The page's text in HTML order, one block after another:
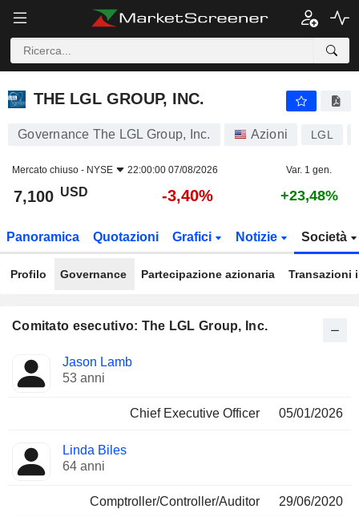
THE LGL GROUP, INC.
THE LGL GROUP, INC.
Governance The LGL Group, Inc. Azioni LGL
Mercato chiuso - NYSE 22:00:00 07/08/2026 Var. 1 gen.
7,100 USD -3,40% +23,48%
Panoramica Quotazioni Grafici Notizie Società
Profilo Governance Partecipazione azionaria Transazioni
Comitato esecutivo: The LGL Group, Inc.
Manager
Posizioni
ricoperte
Jason Lamb
53 anni
Chief Executive Officer 05/01/2026
Linda Biles
64 anni
Comptroller/Controller/Auditor 29/06/2020